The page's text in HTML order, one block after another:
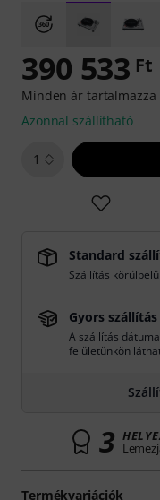
Termékvariációk
390 533 Ft
Minden ár tartalmazza
Azonnal szállítható
1
Standard
Szállítás
Gyors szállítás
A szállítás
felületünkön
3